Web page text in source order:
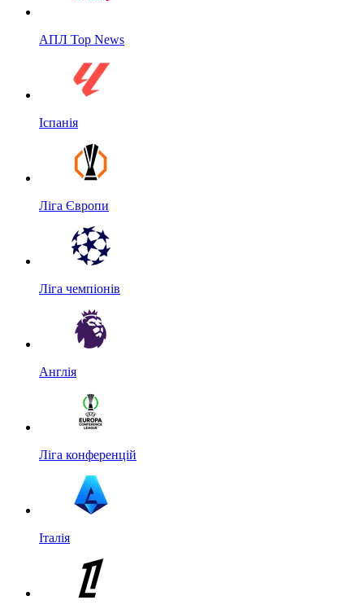
АПЛ Top News
Іспанія
Ліга Європи
Ліга чемпіонів
Англія
Ліга конференцій
Італія